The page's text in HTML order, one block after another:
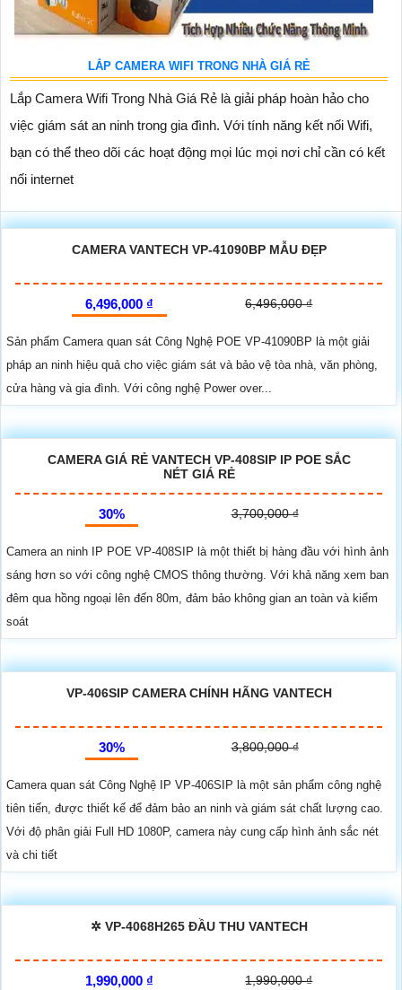
LẮP CAMERA WIFI TRONG NHÀ GIÁ RẺ
Lắp Camera Wifi Trong Nhà Giá Rẻ là giải pháp hoàn hảo cho
việc giám sát an ninh trong gia đình. Với tính năng kết nối Wifi,
bạn có thể theo dõi các hoạt động mọi lúc mọi nơi chỉ cần có kết
nối internet
CAMERA VANTECH VP-41090BP MẪU ĐẸP
6,496,000 ₫ 6,496,000 ₫
Sản phẩm Camera quan sát Công Nghệ POE VP-41090BP là một giải
pháp an ninh hiệu quả cho việc giám sát và bảo vệ tòa nhà, văn phòng,
cửa hàng và gia đình. Với công nghệ Power over...
CAMERA GIÁ RẺ VANTECH VP-408SIP IP POE SẮC
NÉT GIÁ RẺ
30% 3,700,000 ₫
Camera an ninh IP POE VP-408SIP là một thiết bị hàng đầu với hình ảnh
sáng hơn so với công nghệ CMOS thông thường. Với khả năng xem ban
đêm qua hồng ngoại lên đến 80m, đảm bảo không gian an toàn và kiểm
soát
VP-406SIP CAMERA CHÍNH HÃNG VANTECH
30% 3,800,000 ₫
Camera quan sát Công Nghệ IP VP-406SIP là một sản phẩm công nghệ
tiên tiến, được thiết kế để đảm bảo an ninh và giám sát chất lượng cao.
Với độ phân giải Full HD 1080P, camera này cung cấp hình ảnh sắc nét
và chi tiết
✲ VP-4068H265 ĐẦU THU VANTECH
1,990,000 ₫ 1,990,000 ₫